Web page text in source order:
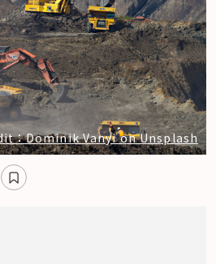
：Dominik Vanyi on Unsplash